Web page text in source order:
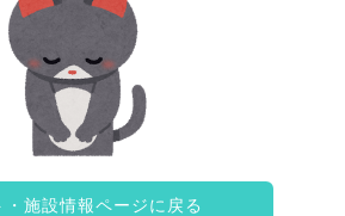
・施設情報ページに戻る